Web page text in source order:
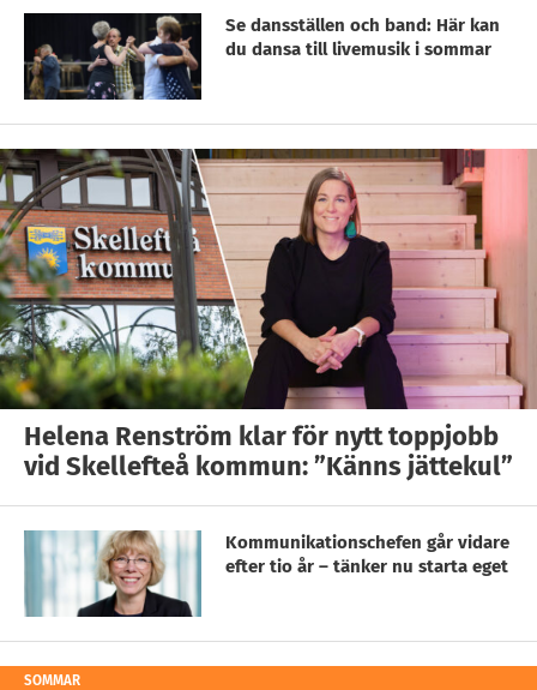
Se dansställen och band: Här kan
du dansa till livemusik i sommar
Helena Renström klar för nytt toppjobb
vid Skellefteå kommun: ”Känns jättekul”
Kommunikationschefen går vidare
efter tio år – tänker nu starta eget
SOMMAR